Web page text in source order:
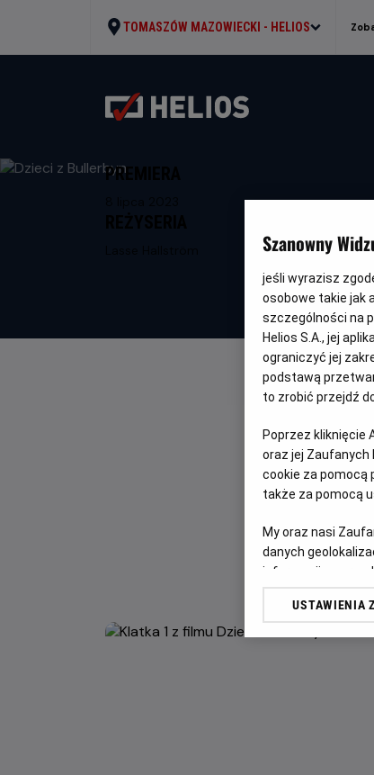
TOMASZÓW MAZOWIECKI - HELIOS
PREMIERA
Szanowny
jeśli wyrazisz
osobowe takie jak
szczególności na
Helios S.A., jej
ograniczyć jej
podstawą
to zrobić przejdź
Poprzez kliknięcie
oraz jej Zaufanych
cookie za pomocą
także za pomocą
My oraz nasi
danych
informacji na
odbiorców i
USTAWIENIA